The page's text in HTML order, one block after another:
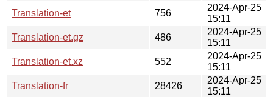
Translation-et
756
2024-Apr-25
15:11
Translation-et.gz
486
2024-Apr-25
15:11
Translation-et.xz
552
2024-Apr-25
15:11
Translation-fr
28426
2024-Apr-25
15:11